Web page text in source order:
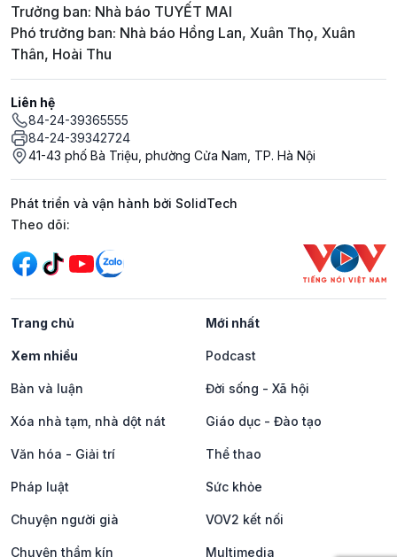
Trưởng ban: Nhà báo TUYẾT MAI
Phó trưởng ban: Nhà báo Hồng Lan, Xuân Thọ, Xuân
Thân, Hoài Thu
Liên hệ
84-24-39365555
84-24-39342724
41-43 phố Bà Triệu, phường Cửa Nam, TP. Hà Nội
Phát triển và vận hành bởi SolidTech
Mạng xã hội
Theo dõi:
Trang chủ Mới nhất
Xem nhiều Podcast
Bàn và luận Đời sống - Xã hội
Xóa nhà tạm, nhà dột nát Giáo dục - Đào tạo
Văn hóa - Giải trí Thể thao
Pháp luật Sức khỏe
Chuyện người già VOV2 kết nối
Chuyện thầm kín Multimedia